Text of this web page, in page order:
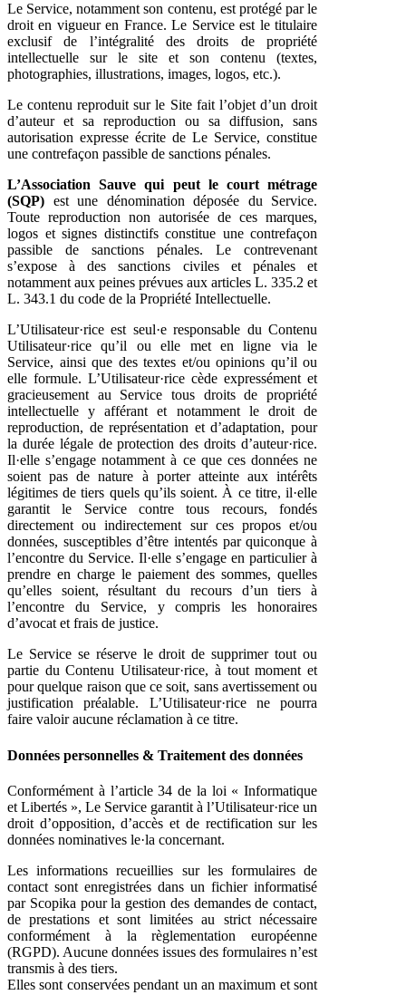
Le Service, notamment son contenu, est protégé par le
droit en vigueur en France. Le Service est le titulaire
exclusif de l’intégralité des droits de propriété
intellectuelle sur le site et son contenu (textes,
photographies, illustrations, images, logos, etc.).
Le contenu reproduit sur le Site fait l’objet d’un droit
d’auteur et sa reproduction ou sa diffusion, sans
autorisation expresse écrite de Le Service, constitue
une contrefaçon passible de sanctions pénales.
L’Association Sauve qui peut le court métrage
(SQP) est une dénomination déposée du Service.
Toute reproduction non autorisée de ces marques,
logos et signes distinctifs constitue une contrefaçon
passible de sanctions pénales. Le contrevenant
s’expose à des sanctions civiles et pénales et
notamment aux peines prévues aux articles L. 335.2 et
L. 343.1 du code de la Propriété Intellectuelle.
L’Utilisateur·rice est seul·e responsable du Contenu
Utilisateur·rice qu’il ou elle met en ligne via le
Service, ainsi que des textes et/ou opinions qu’il ou
elle formule. L’Utilisateur·rice cède expressément et
gracieusement au Service tous droits de propriété
intellectuelle y afférant et notamment le droit de
reproduction, de représentation et d’adaptation, pour
la durée légale de protection des droits d’auteur·rice.
Il·elle s’engage notamment à ce que ces données ne
soient pas de nature à porter atteinte aux intérêts
légitimes de tiers quels qu’ils soient. À ce titre, il·elle
garantit le Service contre tous recours, fondés
directement ou indirectement sur ces propos et/ou
données, susceptibles d’être intentés par quiconque à
l’encontre du Service. Il·elle s’engage en particulier à
prendre en charge le paiement des sommes, quelles
qu’elles soient, résultant du recours d’un tiers à
l’encontre du Service, y compris les honoraires
d’avocat et frais de justice.
Le Service se réserve le droit de supprimer tout ou
partie du Contenu Utilisateur·rice, à tout moment et
pour quelque raison que ce soit, sans avertissement ou
justification préalable. L’Utilisateur·rice ne pourra
faire valoir aucune réclamation à ce titre.
Données personnelles & Traitement des données
Conformément à l’article 34 de la loi « Informatique
et Libertés », Le Service garantit à l’Utilisateur·rice un
droit d’opposition, d’accès et de rectification sur les
données nominatives le·la concernant.
Les informations recueillies sur les formulaires de
contact sont enregistrées dans un fichier informatisé
par Scopika pour la gestion des demandes de contact,
de prestations et sont limitées au strict nécessaire
conformément à la règlementation européenne
(RGPD). Aucune données issues des formulaires n’est
transmis à des tiers.
Elles sont conservées pendant un an maximum et sont